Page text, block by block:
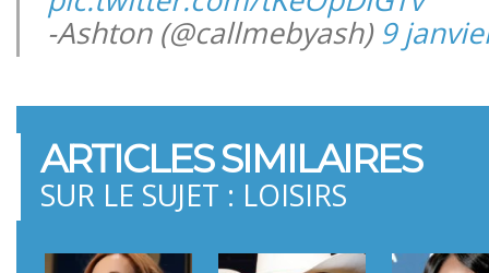
-Ashton (@callmebyash)9
ARTICLES SIMILAIRES
SUR LE SUJET : LOISIRS